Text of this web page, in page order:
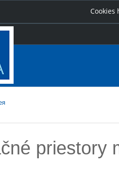
priestory